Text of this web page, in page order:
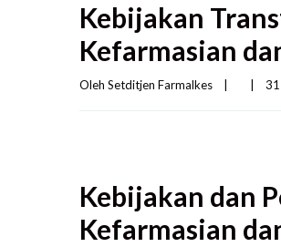
Kebijakan
Kefarmasian
Oleh Setditjen Farmalkes
Kebijakan dan
Kefarmasian